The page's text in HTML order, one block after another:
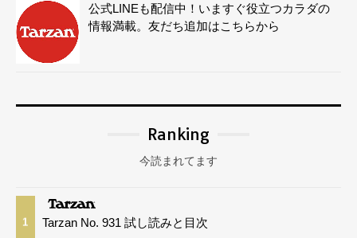
公式LINEも配信中！いますぐ役立つカラダの
情報満載。友だち追加はこちらから
Ranking
今読まれてます
1 Tarzan No. 931 試し読みと目次